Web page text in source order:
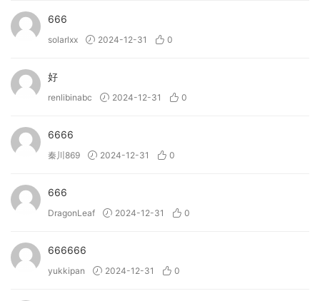
666
solarlxx 2024-12-31 0
好
renlibinabc 2024-12-31 0
6666
秦川869 2024-12-31 0
666
DragonLeaf 2024-12-31 0
666666
yukkipan 2024-12-31 0